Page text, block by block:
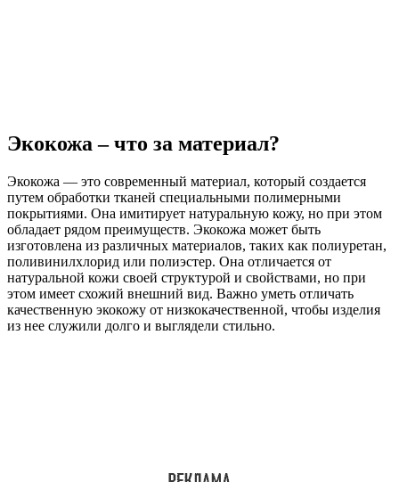
Экокожа – что за материал?
Экокожа — это современный материал, который создается
путем обработки тканей специальными полимерными
покрытиями. Она имитирует натуральную кожу, но при этом
обладает рядом преимуществ. Экокожа может быть
изготовлена из различных материалов, таких как полиуретан,
поливинилхлорид или полиэстер. Она отличается от
натуральной кожи своей структурой и свойствами, но при
этом имеет схожий внешний вид. Важно уметь отличать
качественную экокожу от низкокачественной, чтобы изделия
из нее служили долго и выглядели стильно.